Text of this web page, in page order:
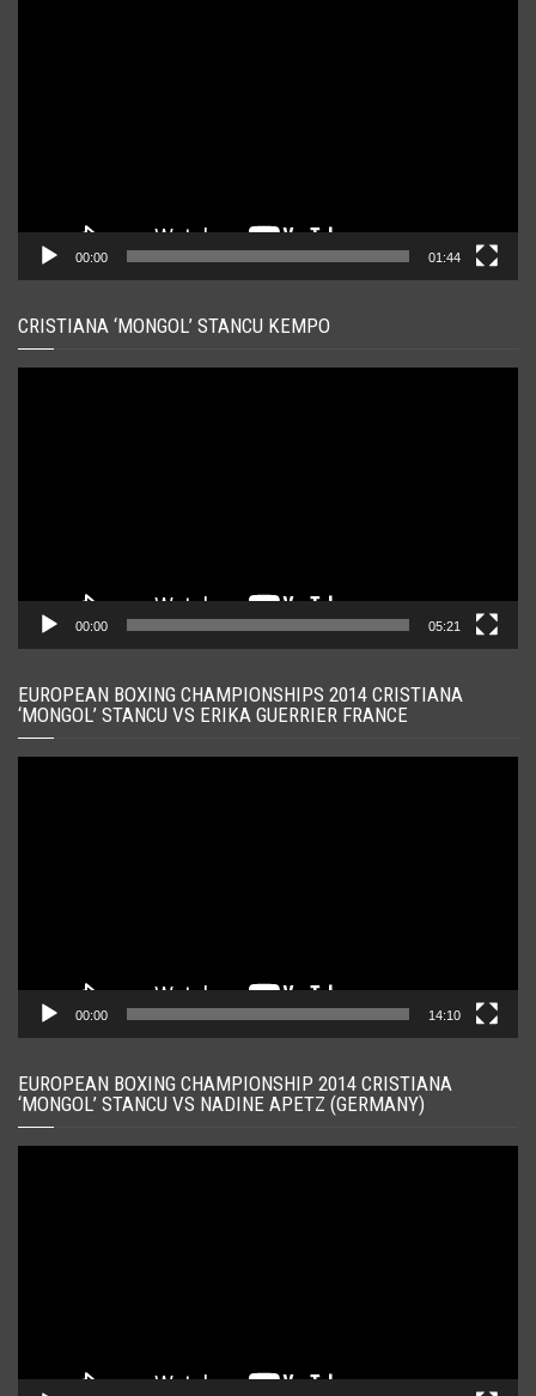
00:00 01:44
CRISTIANA ‘MONGOL’ STANCU KEMPO
00:00 05:21
EUROPEAN BOXING CHAMPIONSHIPS 2014 CRISTIANA
‘MONGOL’ STANCU VS ERIKA GUERRIER FRANCE
00:00 14:10
EUROPEAN BOXING CHAMPIONSHIP 2014 CRISTIANA
‘MONGOL’ STANCU VS NADINE APETZ (GERMANY)